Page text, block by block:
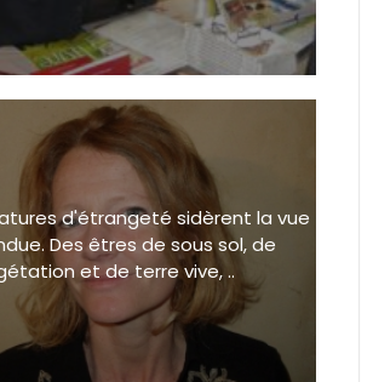
d'étrangeté sidèrent la vue
Des êtres de sous sol, de
et de terre vive, ..